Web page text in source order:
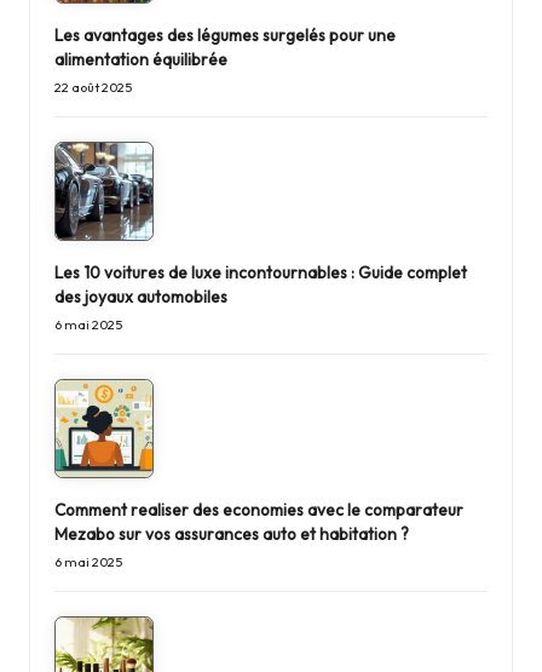
Les avantages des légumes surgelés pour une
alimentation équilibrée
22 août 2025
Les 10 voitures de luxe incontournables : Guide complet
des joyaux automobiles
6 mai 2025
Comment realiser des economies avec le comparateur
Mezabo sur vos assurances auto et habitation ?
6 mai 2025